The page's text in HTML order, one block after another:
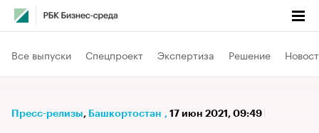
Все выпуски Спецпроект Экспертиза Решение
Пресс-релизы⁠, Башкортостан , 17 июн 2021, 09:49